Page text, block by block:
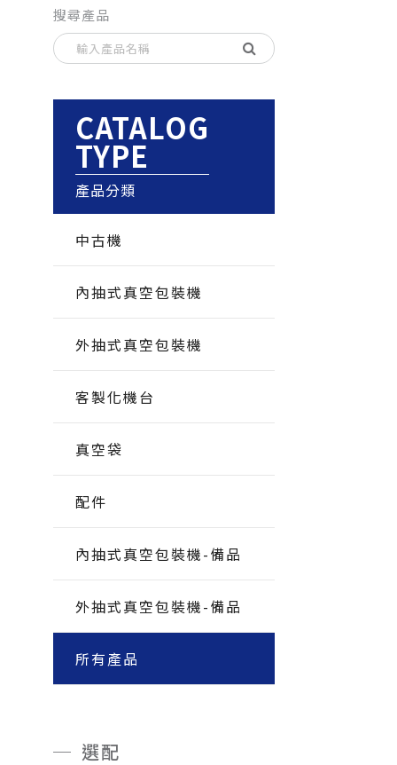
搜尋產品
CATALOG
TYPE
產品分類
中古機
內抽式真空包裝機
外抽式真空包裝機
客製化機台
真空袋
配件
內抽式真空包裝機-備品
外抽式真空包裝機-備品
所有產品
選配